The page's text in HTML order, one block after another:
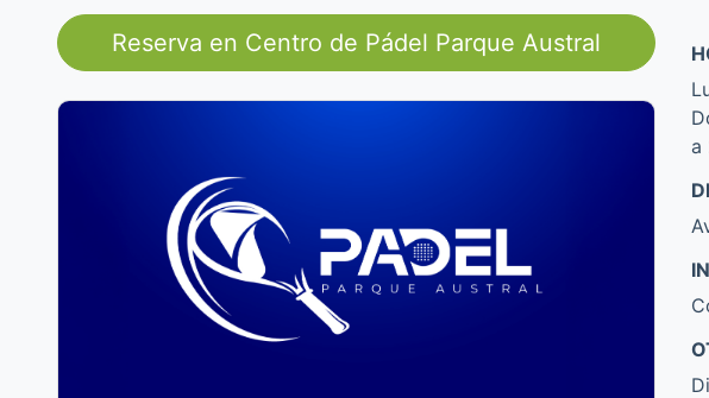
Reserva en Centro de Pádel Parque Austral
a